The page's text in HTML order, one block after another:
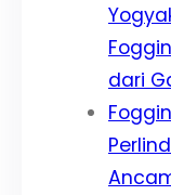
dari